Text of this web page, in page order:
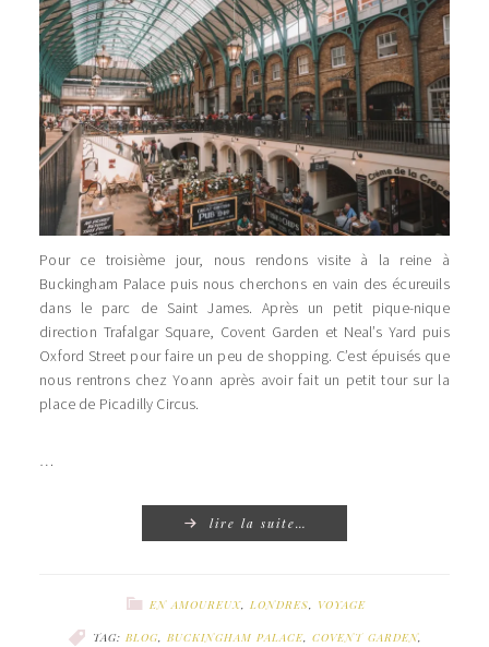
Pour ce troisième jour, nous rendons visite à la reine à
Buckingham Palace puis nous cherchons en vain des écureuils
dans le parc de Saint James. Après un petit pique-nique
direction Trafalgar Square, Covent Garden et Neal’s Yard puis
Oxford Street pour faire un peu de shopping. C’est épuisés que
nous rentrons chez Yoann après avoir fait un petit tour sur la
place de Picadilly Circus.
…
lire la suite…
EN AMOUREUX, LONDRES VOYAGE
TAG: BLOG, BUCKINGHAM PALACE, COVENT GARDEN,